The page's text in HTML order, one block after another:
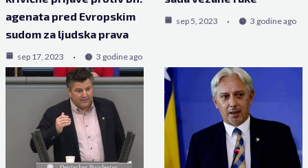
agenata pred Evropskim
sudom za ljudska prava
sep 17, 2023 3 godine ago
sep 5, 2023 3 godine ago